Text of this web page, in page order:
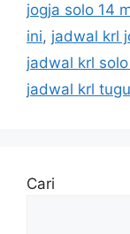
jogja solo 14
ini, jadwal krl
jadwal krl
jadwal krl
Cari